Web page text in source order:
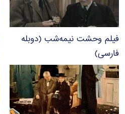
فیلم وحشت نیمه‌شب (دوبله
فارسی)